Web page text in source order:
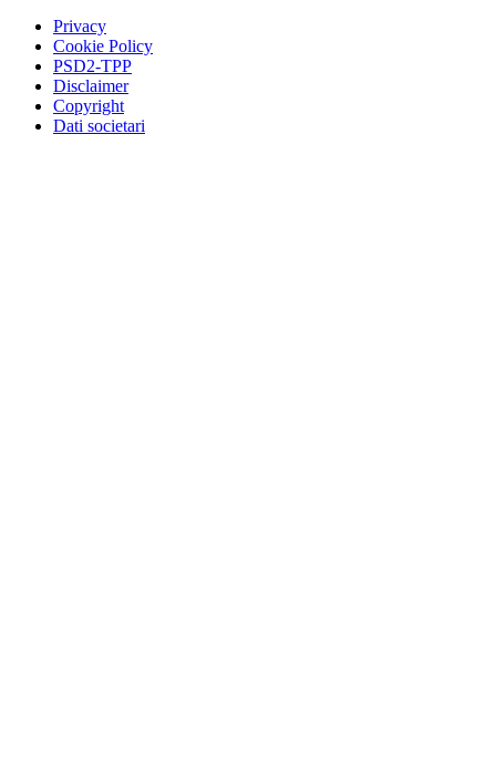
Privacy
Cookie Policy
PSD2-TPP
Disclaimer
Copyright
Dati societari